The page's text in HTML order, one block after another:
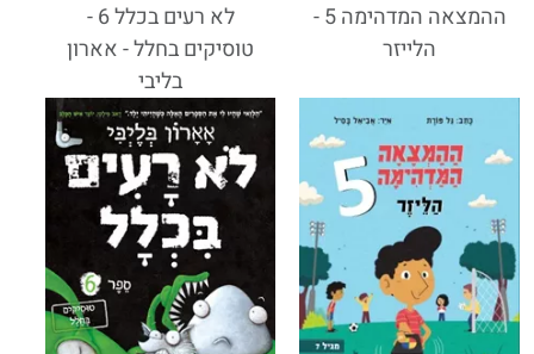
ההמצאה המדהימה 5 -
הלייזר
לא רעים בכלל 6 -
טוסיקים בחלל - אארון
בליבי